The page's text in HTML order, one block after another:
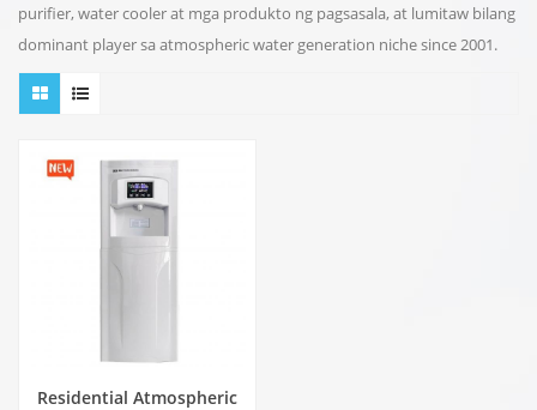
purifier, water cooler at mga produkto ng pagsasala, at lumitaw bilang
dominant player sa atmospheric water generation niche since 2001.
Residential Atmospheric